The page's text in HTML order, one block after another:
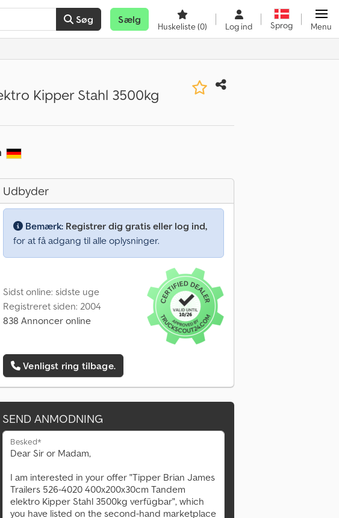
Søg Sælg
Huskeliste(0) Log ind Sprog Menu
Kipper Stahl 3500kg
Udbyder
Bemærk: Registrer dig gratis eller log ind,
for at få adgang til alle oplysninger.
Sidst online: sidste uge
Registreret siden: 2004
838 Annoncer online
Venligst ring tilbage.
SEND ANMODNING
Besked*